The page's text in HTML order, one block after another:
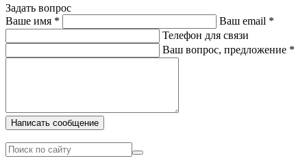
Задать вопрос
Ваше имя * Ваш email *
Телефон для связи
Ваш вопрос, предложение *
Написать сообщение